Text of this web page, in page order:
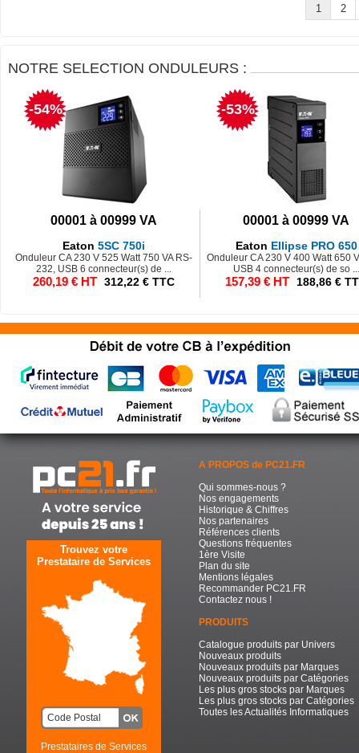
1 2
NOTRE SELECTION ONDULEURS :
-54%
00001 à 00999 VA
Eaton 5SC 750i
Onduleur CA 230 V 525 Watt 750 VA RS-
232, USB 6 connecteur(s) de ...
260,19 € HT 312,22 € TTC
-53%
00001 à 00999 VA
Eaton Ellipse PRO 650
Onduleur CA 230 V 400 Watt 650
USB 4 connecteur(s) de so ...
157,39 € HT 188,86 €
Trouvez votre
Prestataire de Services
Prestataires de Services
A PROPOS de PC21.FR
Qui sommes-nous ?
Nos engagements
Historique & Chiffres
Nos partenaires
Références clients
Questions fréquentes
1ère Visite
Plan du site
Mentions légales
Recommander PC21.FR
Contactez nous !
PRODUITS
Catalogue produits par Univers
Nouveaux produits
Nouveaux produits par Marques
Nouveaux produits par Catégories
Les plus gros stocks par Marques
Les plus gros stocks par Catégories
Toutes les Actualités Informatiques